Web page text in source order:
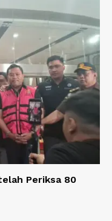
Periksa 80